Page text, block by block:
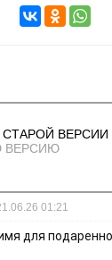
ВЕРСИИ
ВЕРСИЮ
01:21
для